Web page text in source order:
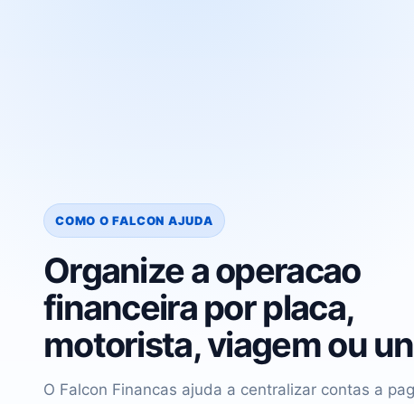
COMO O FALCON AJUDA
Organize a operacao
financeira por placa,
motorista, viagem ou
O Falcon Financas ajuda a centralizar contas a